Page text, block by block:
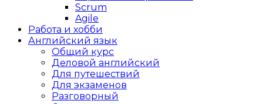
Scrum
Agile
Работа и хобби
Английский язык
Общий курс
Деловой английский
Для путешествий
Для экзаменов
Разговорный